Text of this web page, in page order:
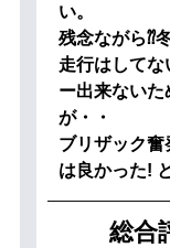
い。
残念ながら⁇
走行はして
ー出来ない
が・・
ブリザック
は良かった!
総合